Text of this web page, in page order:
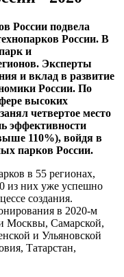
России подвела
России. В
и
Эксперты
и вклад в развитие
России. По
высоких
четвертое место
эффективности
110%), войдя в
парков России.
в 55 регионах,
из них уже успешно
создания.
в 2020-м
Москвы, Самарской,
и Ульяновской
Татарстан,